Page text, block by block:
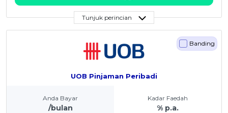
Tunjuk perincian
UOB Pinjaman Peribadi
Banding
Anda Bayar
/bulan
Kadar Faedah
% p.a.